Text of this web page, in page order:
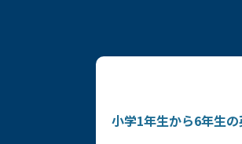
小学1年生から6年生